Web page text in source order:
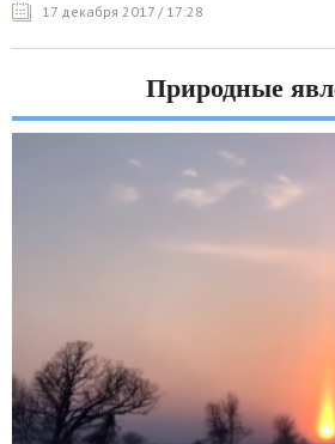
17 декабря 2017 / 17:28
Природные